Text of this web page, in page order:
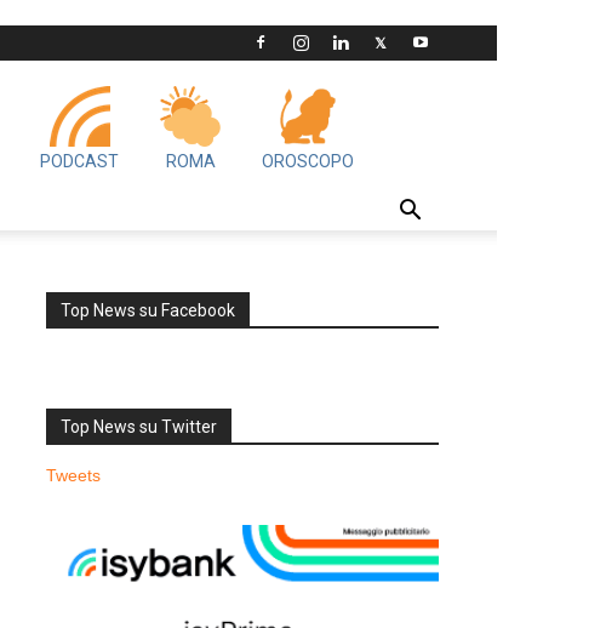
PODCAST ROMA OROSCOPO
Top News su Facebook
Top News su Twitter
Tweets